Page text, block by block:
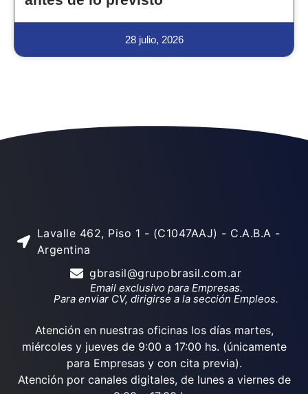
28 julio, 2026
Lavalle 462, Piso 1 - (C1047AAJ) - C.A.B.A -
Argentina
gbrasil@grupobrasil.com.ar
Email exclusivo para Empresas.
Para enviar CV, dirigirse a la sección Empleos.
Atención en nuestras oficinas los días martes,
miércoles y jueves de 9:00 a 17:00 hs. (únicamente
para Empresas y con cita previa).
Atención por canales digitales, de lunes a viernes de